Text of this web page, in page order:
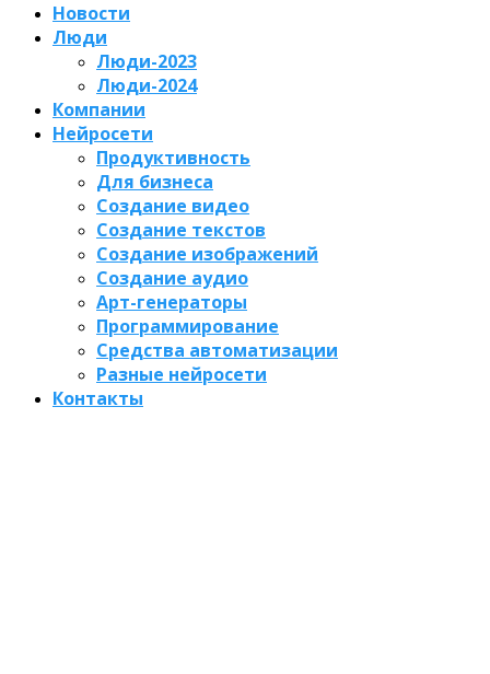
Новости
Люди
Люди-2023
Люди-2024
Компании
Нейросети
Продуктивность
Для бизнеса
Создание видео
Создание текстов
Создание изображений
Создание аудио
Арт-генераторы
Программирование
Средства автоматизации
Разные нейросети
Контакты